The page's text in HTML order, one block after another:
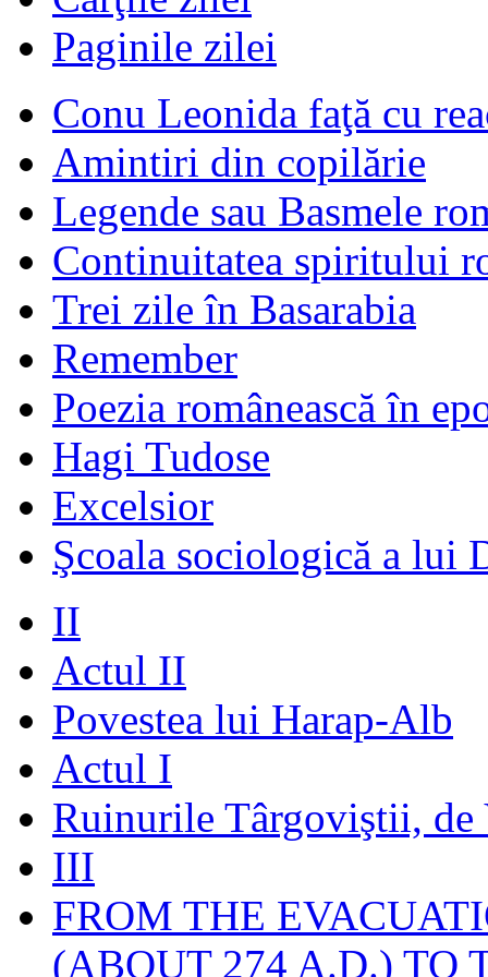
Paginile zilei
Conu Leonida faţă cu
Amintiri din copilărie
Legende sau Basmele
Continuitatea spiritului
Trei zile în Basarabia
Remember
Poezia românească în
Hagi Tudose
Excelsior
Şcoala sociologică a lui
II
Actul II
Povestea lui Harap-Alb
Actul I
Ruinurile Târgoviştii, de
III
FROM THE
(ABOUT 274 A.D.) TO